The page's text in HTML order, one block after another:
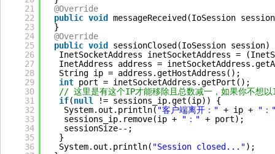
21
22
23
24
25
26
27
28
29
30
31
32
33
34
35
36
@Override
public void
messageReceived(IoSession
}
@Override
public void
sessionClosed(IoSession session)
InetSocketAddress inetSocketAddress =
InetAddress address =
String ip = address.getHostAddress();
int port = inetSocketAddress.getPort();
// 这里是有这个IP才能移除且总数减一，如果你不想
if(null
!= sessions_ip.get(ip)) {
System.out.println( "客户端离开：" + ip +
"：
sessions_ip.remove(ip +
"：" + port);
sessionSize--;
}
System.out.println( "Session closed...");